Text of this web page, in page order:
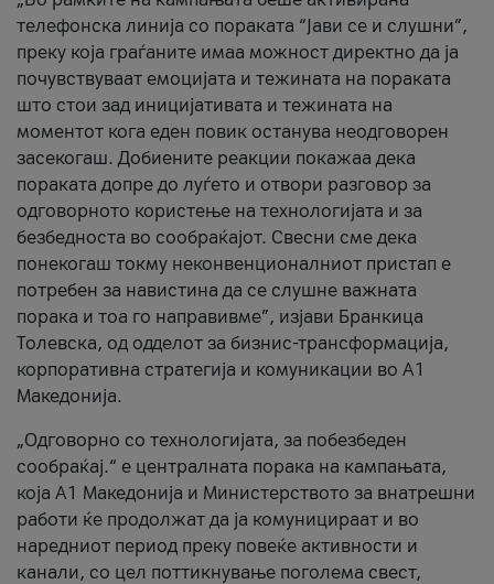
телефонска линија со пораката “Јави се и слушни”,
преку која граѓаните имаа можност директно да ја
почувствуваат емоцијата и тежината на пораката
што стои зад иницијативата и тежината на
моментот кога еден повик останува неодговорен
засекогаш. Добиените реакции покажаа дека
пораката допре до луѓето и отвори разговор за
одговорното користење на технологијата и за
безбедноста во сообраќајот. Свесни сме дека
понекогаш токму неконвенционалниот пристап е
потребен за навистина да се слушне важната
порака и тоа го направивме”, изјави Бранкица
Толевска, од одделот за бизнис-трансформација,
корпоративна стратегија и комуникации во А1
Македонија.
„Одговорно со технологијата, за побезбеден
сообраќај.“ е централната порака на кампањата,
која A1 Македонија и Министерството за внатрешни
работи ќе продолжат да ја комуницираат и во
наредниот период преку повеќе активности и
канали, со цел поттикнување поголема свест,